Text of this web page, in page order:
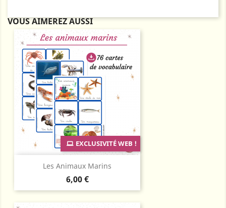
VOUS AIMEREZ AUSSI
Les Animaux Marins
Prix
6,00 €
EXCLUSIVITÉ WEB !